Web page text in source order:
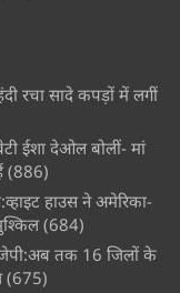
रचा सादे कपड़ों में लगीं
ईशा देओल बोलीं- मां
(886)
हाउस ने अमेरिका-
(684)
तक 16 जिलों के
(675)